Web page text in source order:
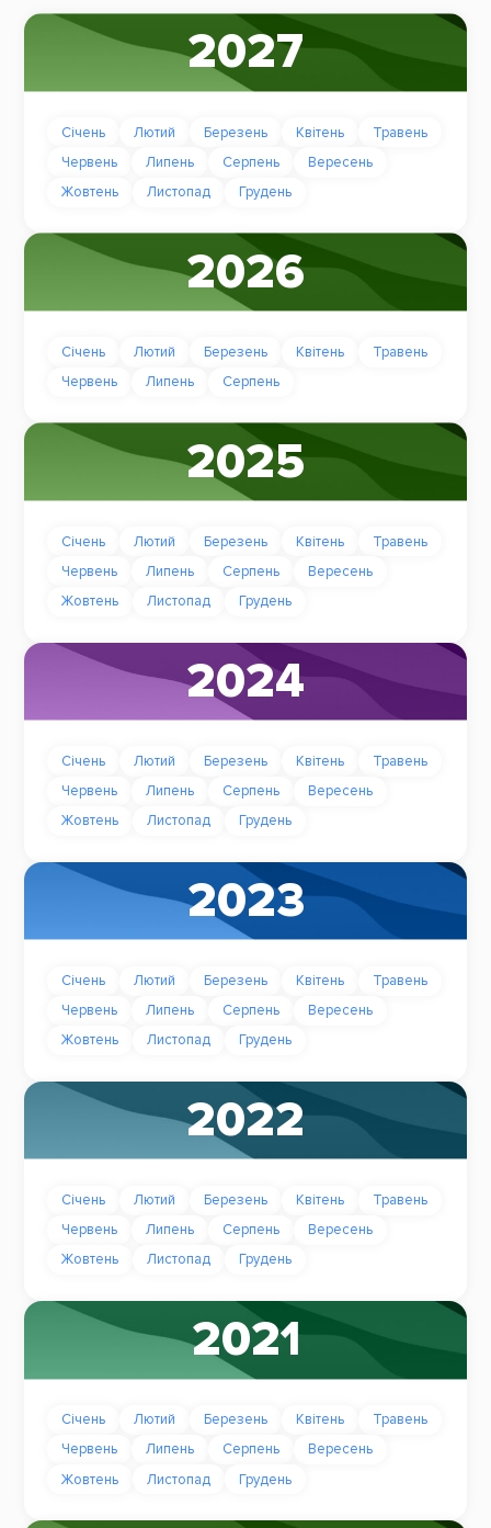
2027
Січень Лютий Березень Квітень
Травень
Червень
Липень Серпень
Вересень
Жовтень
Листопад Грудень
2026
Січень Лютий Березень Квітень
Травень
Червень
Липень Серпень
2025
Січень Лютий Березень Квітень
Травень
Червень
Липень Серпень
Вересень
Жовтень
Листопад Грудень
2024
Січень Лютий Березень Квітень
Травень
Червень
Липень Серпень
Вересень
Жовтень
Листопад Грудень
2023
Січень Лютий Березень Квітень
Травень
Червень
Липень Серпень
Вересень
Жовтень
Листопад Грудень
2022
Січень Лютий Березень Квітень
Травень
Червень
Липень Серпень
Вересень
Жовтень
Листопад Грудень
2021
Січень Лютий Березень Квітень
Травень
Червень
Липень Серпень
Вересень
Жовтень
Листопад Грудень